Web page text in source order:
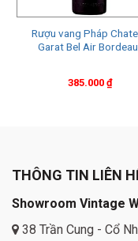
Rượu vang Pháp
Garat Bel Air
385.000 ₫
THÔNG TIN LIÊN
Showroom Vintage
38 Trần Cung - Cổ